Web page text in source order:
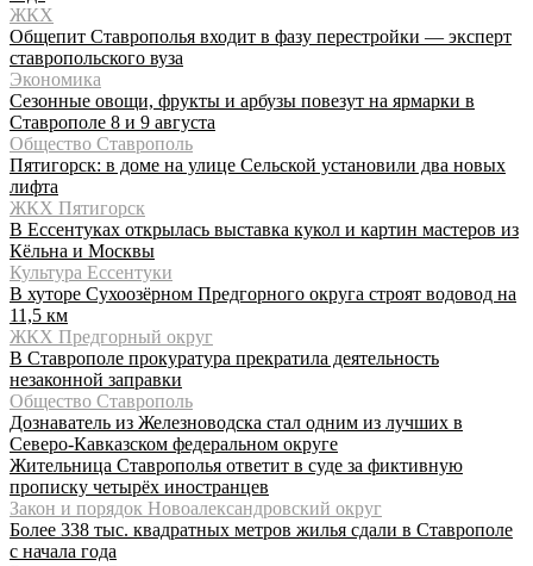
ЖКХ
Общепит Ставрополья входит в фазу перестройки — эксперт
ставропольского вуза
Экономика
Сезонные овощи, фрукты и арбузы повезут на ярмарки в
Ставрополе 8 и 9 августа
Общество Ставрополь
Пятигорск: в доме на улице Сельской установили два новых
лифта
ЖКХ Пятигорск
В Ессентуках открылась выставка кукол и картин мастеров из
Кёльна и Москвы
Культура Ессентуки
В хуторе Сухоозёрном Предгорного округа строят водовод на
11,5 км
ЖКХ Предгорный округ
В Ставрополе прокуратура прекратила деятельность
незаконной заправки
Общество Ставрополь
Дознаватель из Железноводска стал одним из лучших в
Северо-Кавказском федеральном округе
Жительница Ставрополья ответит в суде за фиктивную
прописку четырёх иностранцев
Закон и порядок Новоалександровский округ
Более 338 тыс. квадратных метров жилья сдали в Ставрополе
с начала года